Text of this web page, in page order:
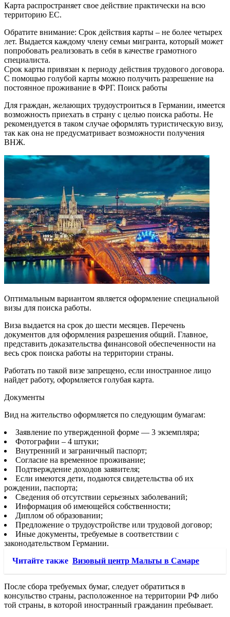
Карта распространяет свое действие практически на всю
территорию ЕС.
Обратите внимание: Срок действия карты – не более четырех
лет. Выдается каждому члену семьи мигранта, который может
попробовать реализовать в себя в качестве грамотного
специалиста.
Срок карты привязан к периоду действия трудового договора.
С помощью голубой карты можно получить разрешение на
постоянное проживание в ФРГ. Поиск работы
Для граждан, желающих трудоустроиться в Германии, имеется
возможность приехать в страну с целью поиска работы. Не
рекомендуется в таком случае оформлять туристическую визу,
так как она не предусматривает возможности получения
ВНЖ.
Оптимальным вариантом является оформление специальной
визы для поиска работы.
Виза выдается на срок до шести месяцев. Перечень
документов для оформления разрешения общий. Главное,
представить доказательства финансовой обеспеченности на
весь срок поиска работы на территории страны.
Работать по такой визе запрещено, если иностранное лицо
найдет работу, оформляется голубая карта.
Документы
Вид на жительство оформляется по следующим бумагам:
Заявление по утвержденной форме — 3 экземпляра;
Фотографии – 4 штуки;
Внутренний и заграничный паспорт;
Согласие на временное проживание;
Подтверждение доходов заявителя;
Если имеются дети, подаются свидетельства об их
рождении, паспорта;
Сведения об отсутствии серьезных заболеваний;
Информация об имеющейся собственности;
Диплом об образовании;
Предложение о трудоустройстве или трудовой договор;
Иные документы, требуемые в соответствии с
законодательством Германии.
Читайте также Визовый центр Мальты в Самаре
После сбора требуемых бумаг, следует обратиться в
консульство страны, расположенное на территории РФ либо
той страны, в которой иностранный гражданин пребывает.